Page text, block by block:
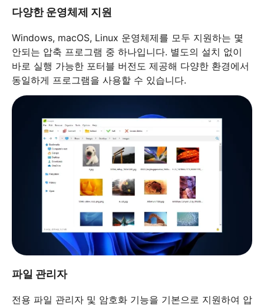
다양한 운영체제 지원
Windows, macOS, Linux 운영체제를 모두 지원하는 몇
안되는 압축 프로그램 중 하나입니다. 별도의 설치 없이
바로 실행 가능한 포터블 버전도 제공해 다양한 환경에서
동일하게 프로그램을 사용할 수 있습니다.
파일 관리자
전용 파일 관리자 및 암호화 기능을 기본으로 지원하여 압